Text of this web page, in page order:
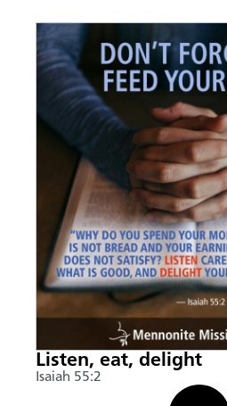
Listen, eat, delight
Isaiah 55:2